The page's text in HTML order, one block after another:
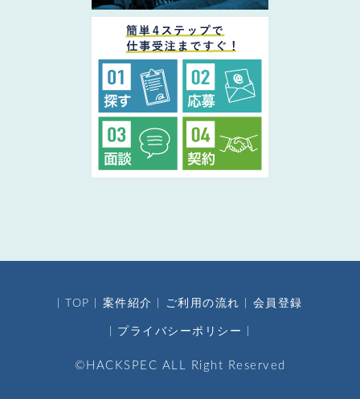
TOP 案件紹介 ご利用の流れ 会員登録
プライバシーポリシー
©HACKSPEC ALL Right Reserved